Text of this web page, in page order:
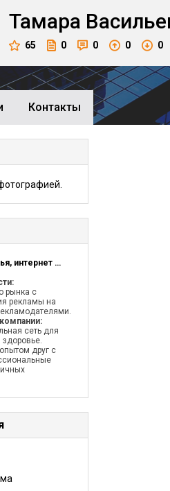
Тамара
65 0 0 0 0
Контакты
Социальная сеть здоровья, интернет проект DrugMe.ru
рынка с
рекламы на
сеть для
здоровье.
друг с